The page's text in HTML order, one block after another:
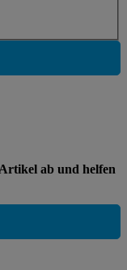
ab und helfen